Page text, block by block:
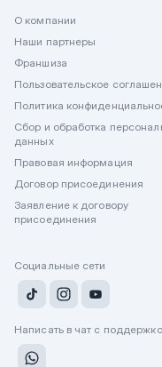
О компании
Наши партнеры
Франшиза
Пользовательское
Политика
Сбор и обработка
данных
Правовая информация
Договор присоединения
Заявление к договору
присоединения
Социальные сети
Написать в чат с